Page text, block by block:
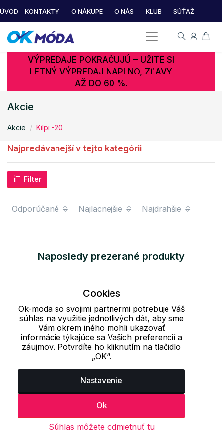
ÚVOD KONTAKTY O NÁKUPE O NÁS KLUB SÚŤAŽ
VÝPREDAJE POKRAČUJÚ – UŽITE SI
LETNÝ VÝPREDAJ NAPLNO, ZĽAVY
AŽ DO 60 %.
Akcie
Akcie Kilpi -20
Najpredávanejší v tejto kategórii
Filter
Odporúčané Najlacnejšie Najdrahšie
Naposledy prezerané produkty
Cookies
Ok-moda so svojimi partnermi potrebuje Váš
súhlas na využitie jednotlivých dát, aby sme
Vám okrem iného mohli ukazovať
informácie týkajúce sa Vašich preferencií a
záujmov. Potvrdíte ho kliknutím na tlačidlo
„OK“.
Nastavenie
Ok
Súhlas môžete odmietnuť tu